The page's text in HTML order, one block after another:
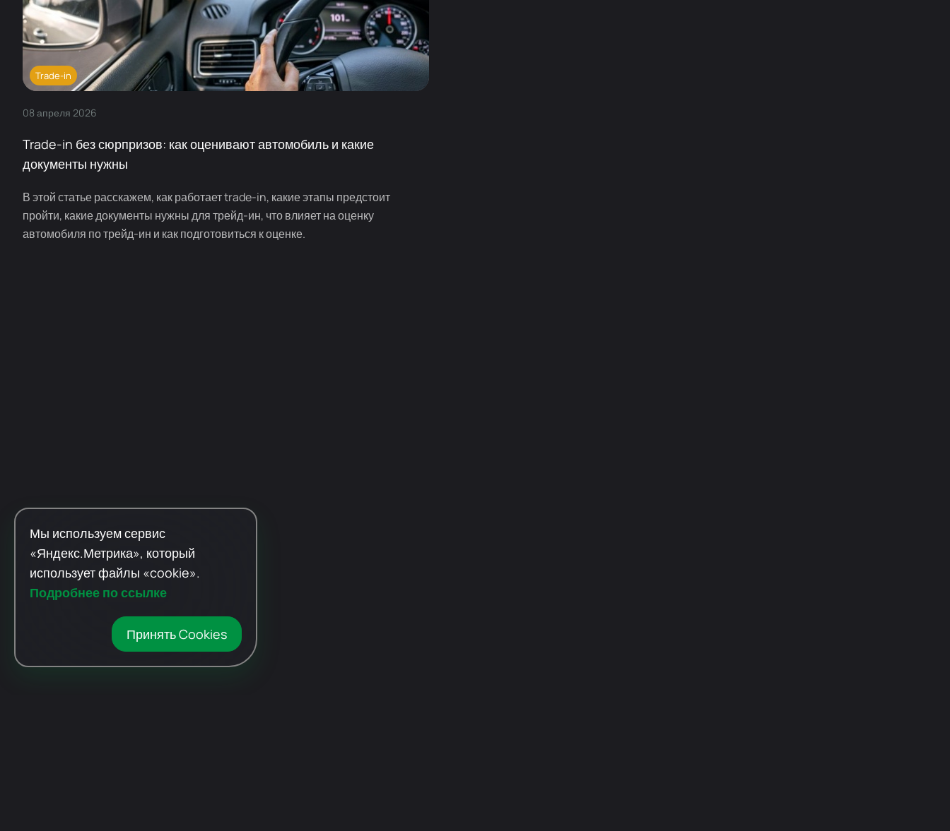
Trade-in
08 апреля 2026
Trade-in без сюрпризов: как оценивают автомобиль и какие
документы нужны
В этой статье расскажем, как работает trade-in, какие этапы предстоит
пройти, какие документы нужны для трейд-ин, что влияет на оценку
автомобиля по трейд-ин и как подготовиться к оценке.
Мы используем сервис
«Яндекс.Метрика», который
использует файлы «cookie».
Подробнее по ссылке
Принять Cookies